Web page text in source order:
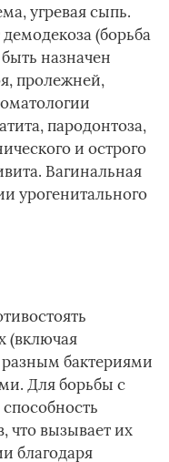
угревая сыпь.
(борьба
назначен
пролежней,
пародонтоза,
и острого
Вагинальная
урогенитального
(включая
бактериями
Для борьбы с
что вызывает их
благодаря